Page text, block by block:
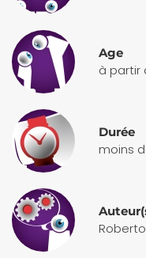
Age
à partir
Durée
moins